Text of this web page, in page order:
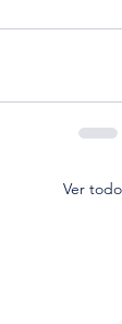
Ver todo